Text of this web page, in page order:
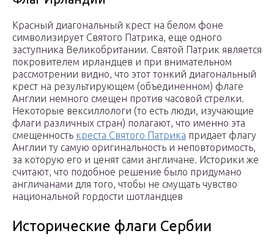
Красный диагональный крест на белом фоне
символизирует Святого Патрика, еще одного
заступника Великобритании. Святой Патрик является
покровителем ирландцев и при внимательном
рассмотрении видно, что этот тонкий диагональный
крест на результирующем (объединенном) флаге
Англии немного смещен против часовой стрелки.
Некоторые вексиллологи (то есть люди, изучающие
флаги различных стран) полагают, что именно эта
смещенность креста Святого Патрика придает флагу
Англии ту самую оригинальность и неповторимость,
за которую его и ценят сами англичане. Историки же
считают, что подобное решение было придумано
англичанами для того, чтобы не смущать чувство
национальной гордости шотландцев
Исторические флаги Сербии